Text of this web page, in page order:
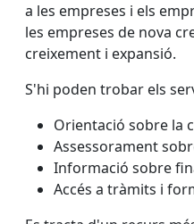
a les empreses i els
les empreses de nova
creixement i expansió.
S'hi poden trobar els
Orientació sobre la
Assessorament
Informació sobre
Accés a tràmits i